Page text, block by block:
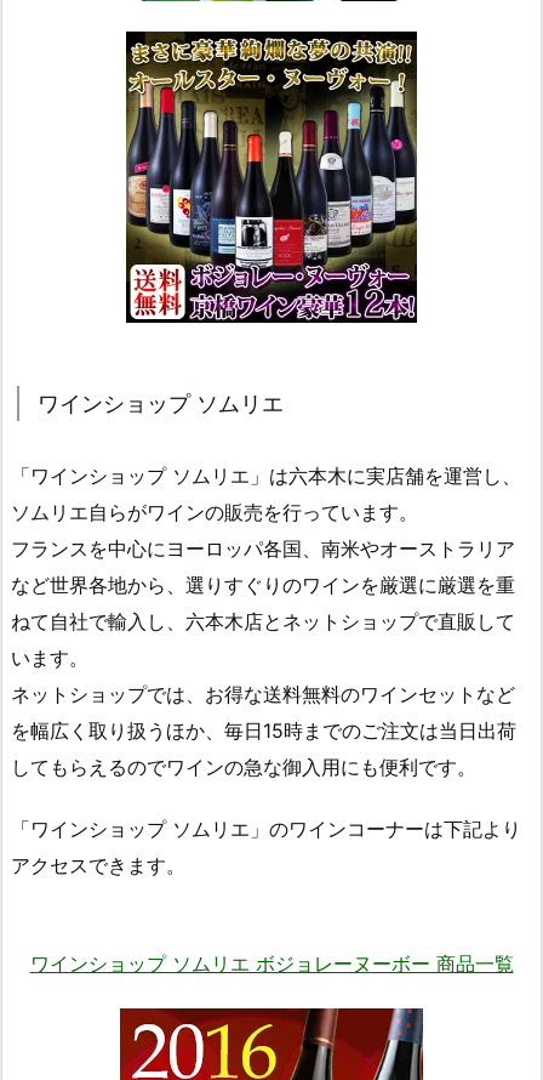
ワインショップ ソムリエ
「ワインショップ ソムリエ」は六本木に実店舗を運営し、
ソムリエ自らがワインの販売を行っています。
フランスを中心にヨーロッパ各国、南米やオーストラリア
など世界各地から、選りすぐりのワインを厳選に厳選を重
ねて自社で輸入し、六本木店とネットショップで直販して
います。
ネットショップでは、お得な送料無料のワインセットなど
を幅広く取り扱うほか、毎日15時までのご注文は当日出荷
してもらえるのでワインの急な御入用にも便利です。
「ワインショップ ソムリエ」のワインコーナーは下記より
アクセスできます。
ワインショップ ソムリエ ボジョレーヌーボー 商品一覧